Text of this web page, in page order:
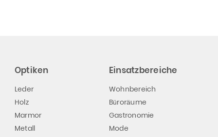
Optiken
Leder
Holz
Marmor
Metall
Einsatzbereiche
Wohnbereich
Büroräume
Gastronomie
Mode